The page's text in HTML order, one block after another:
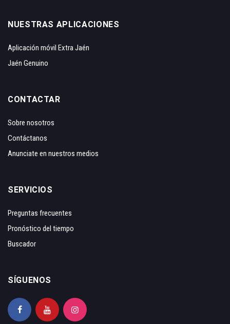
NUESTRAS APLICACIONES
Aplicación móvil Extra Jaén
Jaén Genuino
CONTACTAR
Sobre nosotros
Contáctanos
Anunciate en nuestros medios
SERVICIOS
Preguntas frecuentes
Pronóstico del tiempo
Buscador
SÍGUENOS